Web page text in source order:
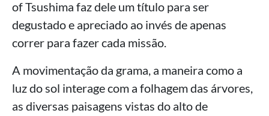
of Tsushima faz dele um título para ser
degustado e apreciado ao invés de apenas
correr para fazer cada missão.
A movimentação da grama, a maneira como a
luz do sol interage com a folhagem das árvores,
as diversas paisagens vistas do alto de